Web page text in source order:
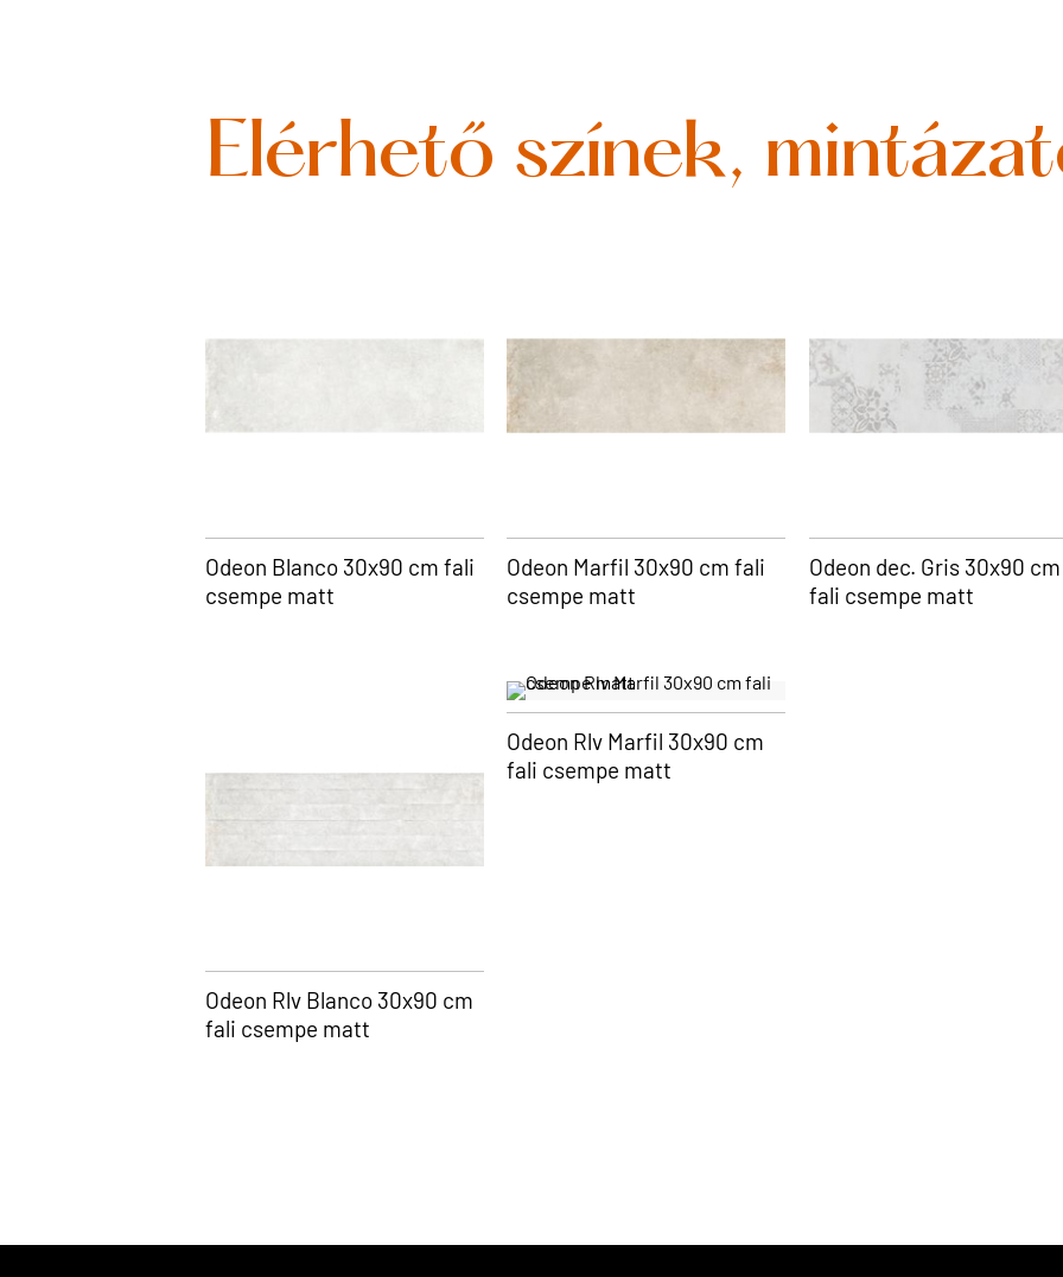
Elérhető színek,
Odeon Blanco 30x90 cm fali
csempe matt
Odeon Marfil 30x90 cm fali
csempe matt
Odeon dec. Gris 30x90 cm
fali csempe matt
Odeon Rlv Blanco 30x90 cm
fali csempe matt
Odeon Rlv Marfil 30x90 cm
fali csempe matt